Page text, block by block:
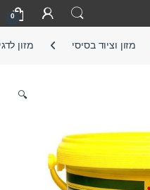
0
מזון וציוד בסיסי מזון
🔍